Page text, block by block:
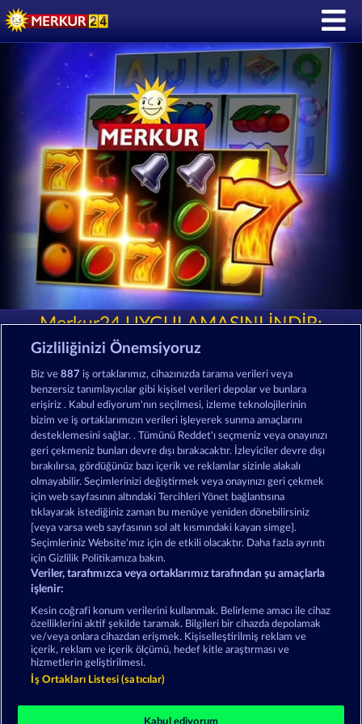
Merkur24 UYGULAMASINI İNDİR:
Şimdi oyna
Merkur24 Casino Oyunları - Online
Ücretsiz Casino Oyunları Oynayın
Hüküm ve Koşullar Gizlilik Beyanı Künye
Şirket SSS Facebook
İptal talebini gönder
Sosyal casino oyunları sadece eğlence amaçlıdır ve
gerçek parayla oynanan kumar oyunlarında
Gizliliğinizi Önemsiyoruz
Biz ve887 iş ortaklarımız, cihazınızda tarama verileri veya
benzersiz tanımlayıcılar gibi kişisel verileri depolar ve bunlara
erişiriz . Kabul ediyorum'nın seçilmesi, izleme teknolojilerinin
bizim ve iş ortaklarımızın verileri işleyerek sunma amaçlarını
desteklemesini sağlar. . Tümünü Reddet'ı seçmeniz veya onayınızı
geri çekmeniz bunları devre dışı bırakacaktır. İzleyiciler devre dışı
bırakılırsa, gördüğünüz bazı içerik ve reklamlar sizinle alakalı
olmayabilir. Seçimlerinizi değiştirmek veya onayınızı geri çekmek
için web sayfasının altındaki Tercihleri Yönet bağlantısına
tıklayarak istediğiniz zaman bu menüye yeniden dönebilirsiniz
[veya varsa web sayfasının sol alt kısmındaki kayan simge].
Seçimleriniz Website'mız için de etkili olacaktır. Daha fazla ayrıntı
için Gizlilik Politikamıza bakın.
Veriler, tarafımızca veya ortaklarımız tarafından şu amaçlarla
işlenir:
Kesin coğrafi konum verilerini kullanmak. Belirleme amacı ile cihaz
özelliklerini aktif şekilde taramak. Bilgileri bir cihazda depolamak
ve/veya onlara cihazdan erişmek. Kişiselleştirilmiş reklam ve
içerik, reklam ve içerik ölçümü, hedef kitle araştırması ve
hizmetlerin geliştirilmesi.
İş Ortakları Listesi (satıcılar)